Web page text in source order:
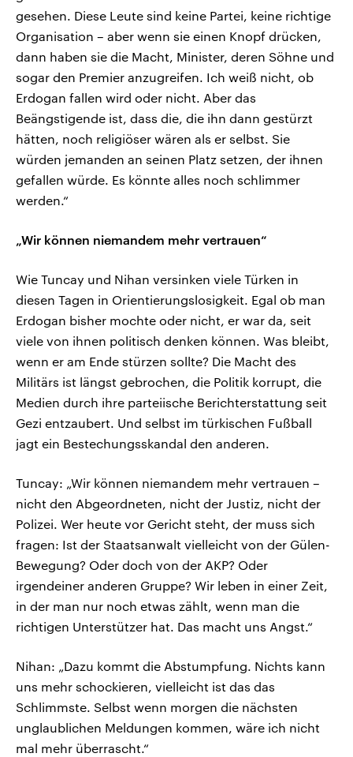
gesehen. Diese Leute sind keine Partei, keine richtige
Organisation – aber wenn sie einen Knopf drücken,
dann haben sie die Macht, Minister, deren Söhne und
sogar den Premier anzugreifen. Ich weiß nicht, ob
Erdogan fallen wird oder nicht. Aber das
Beängstigende ist, dass die, die ihn dann gestürzt
hätten, noch religiöser wären als er selbst. Sie
würden jemanden an seinen Platz setzen, der ihnen
gefallen würde. Es könnte alles noch schlimmer
werden.“
„Wir können niemandem mehr vertrauen“
Wie Tuncay und Nihan versinken viele Türken in
diesen Tagen in Orientierungslosigkeit. Egal ob man
Erdogan bisher mochte oder nicht, er war da, seit
viele von ihnen politisch denken können. Was bleibt,
wenn er am Ende stürzen sollte? Die Macht des
Militärs ist längst gebrochen, die Politik korrupt, die
Medien durch ihre parteiische Berichterstattung seit
Gezi entzaubert. Und selbst im türkischen Fußball
jagt ein Bestechungsskandal den anderen.
Tuncay: „Wir können niemandem mehr vertrauen –
nicht den Abgeordneten, nicht der Justiz, nicht der
Polizei. Wer heute vor Gericht steht, der muss sich
fragen: Ist der Staatsanwalt vielleicht von der Gülen-
Bewegung? Oder doch von der AKP? Oder
irgendeiner anderen Gruppe? Wir leben in einer Zeit,
in der man nur noch etwas zählt, wenn man die
richtigen Unterstützer hat. Das macht uns Angst.“
Nihan: „Dazu kommt die Abstumpfung. Nichts kann
uns mehr schockieren, vielleicht ist das das
Schlimmste. Selbst wenn morgen die nächsten
unglaublichen Meldungen kommen, wäre ich nicht
mal mehr überrascht.“